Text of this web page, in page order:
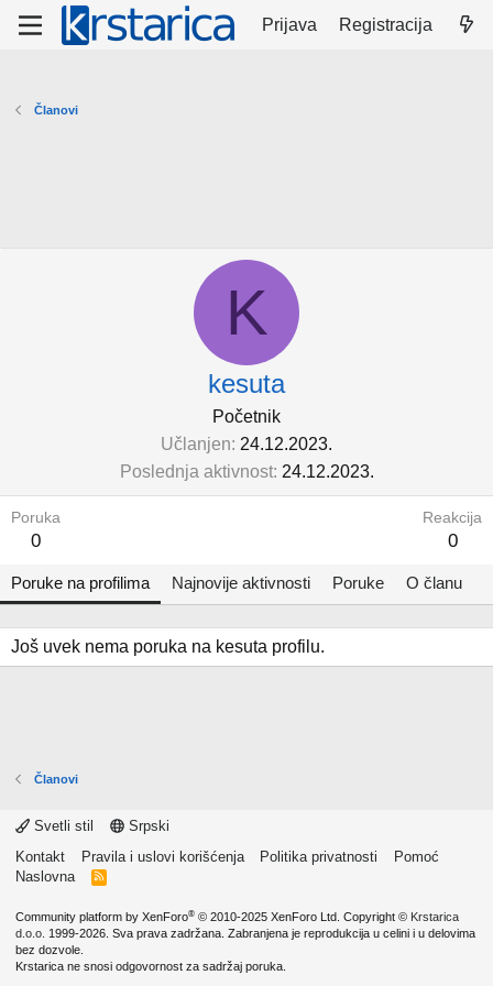
Prijava Registracija
Članovi
K
kesuta
Početnik
Učlanjen 24.12.2023.
Poslednja aktivnost 24.12.2023.
Poruka
0
Reakcija
0
Poruke na profilima Najnovije aktivnosti Poruke O članu
Još uvek nema poruka na kesuta profilu.
Članovi
Svetli stil
Srpski
Kontakt
Pravila i uslovi korišćenja Politika privatnosti
Pomoć
Naslovna
R
Community platform by XenForo® © 2010-2025 XenForo Ltd. Copyright © Krstarica
d.o.o. 1999-2026. Sva prava zadržana. Zabranjena je reprodukcija u celini i u delovima
bez dozvole.
Krstarica ne snosi odgovornost za sadržaj poruka.